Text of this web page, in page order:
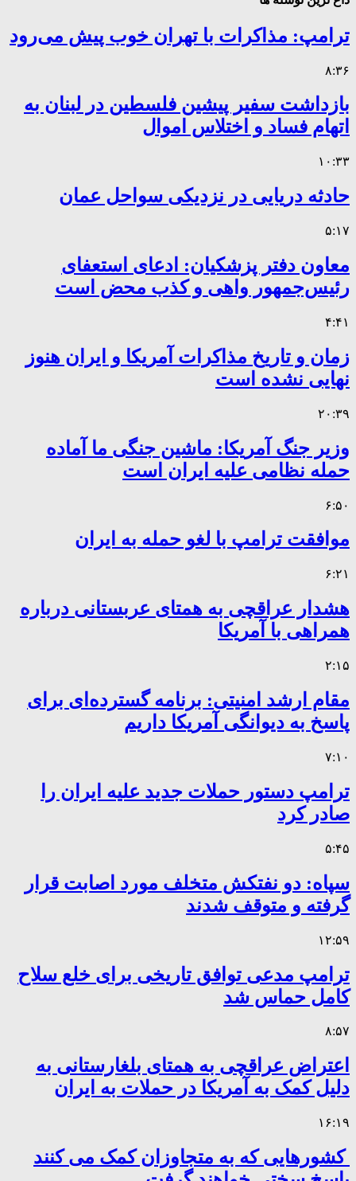
ترامپ: مذاکرات با تهران خوب پیش می‌رود
۸:۳۶
بازداشت سفیر پیشین فلسطین در لبنان به
اتهام فساد و اختلاس اموال
۱۰:۳۳
حادثه دریایی در نزدیکی سواحل عمان
۵:۱۷
معاون دفتر پزشکیان: ادعای استعفای
رئیس‌جمهور واهی و کذب محض است
۴:۴۱
زمان و تاریخ مذاکرات آمریکا و ایران هنوز
نهایی نشده است
۲۰:۳۹
وزیر جنگ آمریکا: ماشین جنگی ما آماده
حمله نظامی علیه ایران است
۶:۵۰
موافقت ترامپ با لغو حمله به ایران
۶:۲۱
هشدار عراقچی به همتای عربستانی درباره
همراهی با آمریکا
۲:۱۵
مقام ارشد امنیتی: برنامه گسترده‌ای برای
پاسخ به دیوانگی آمریکا داریم
۷:۱۰
ترامپ دستور حملات جدید علیه ایران را
صادر کرد
۵:۴۵
سپاه: دو نفتکش متخلف مورد اصابت قرار
گرفته و متوقف شدند
۱۲:۵۹
ترامپ مدعی توافق تاریخی برای خلع سلاح
کامل حماس شد
۸:۵۷
اعتراض عراقچی به همتای بلغارستانی به
دلیل کمک به آمریکا در حملات به ایران
۱۶:۱۹
کشورهایی که به متجاوزان کمک می کنند